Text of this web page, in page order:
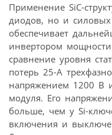
Применение SiC-
диодов, но и силовых
обеспечивает
инвертором
сравнение уровня
потерь 25-А
напряжением 1200 В
модуля. Его
больше, чем у Si-
включения и